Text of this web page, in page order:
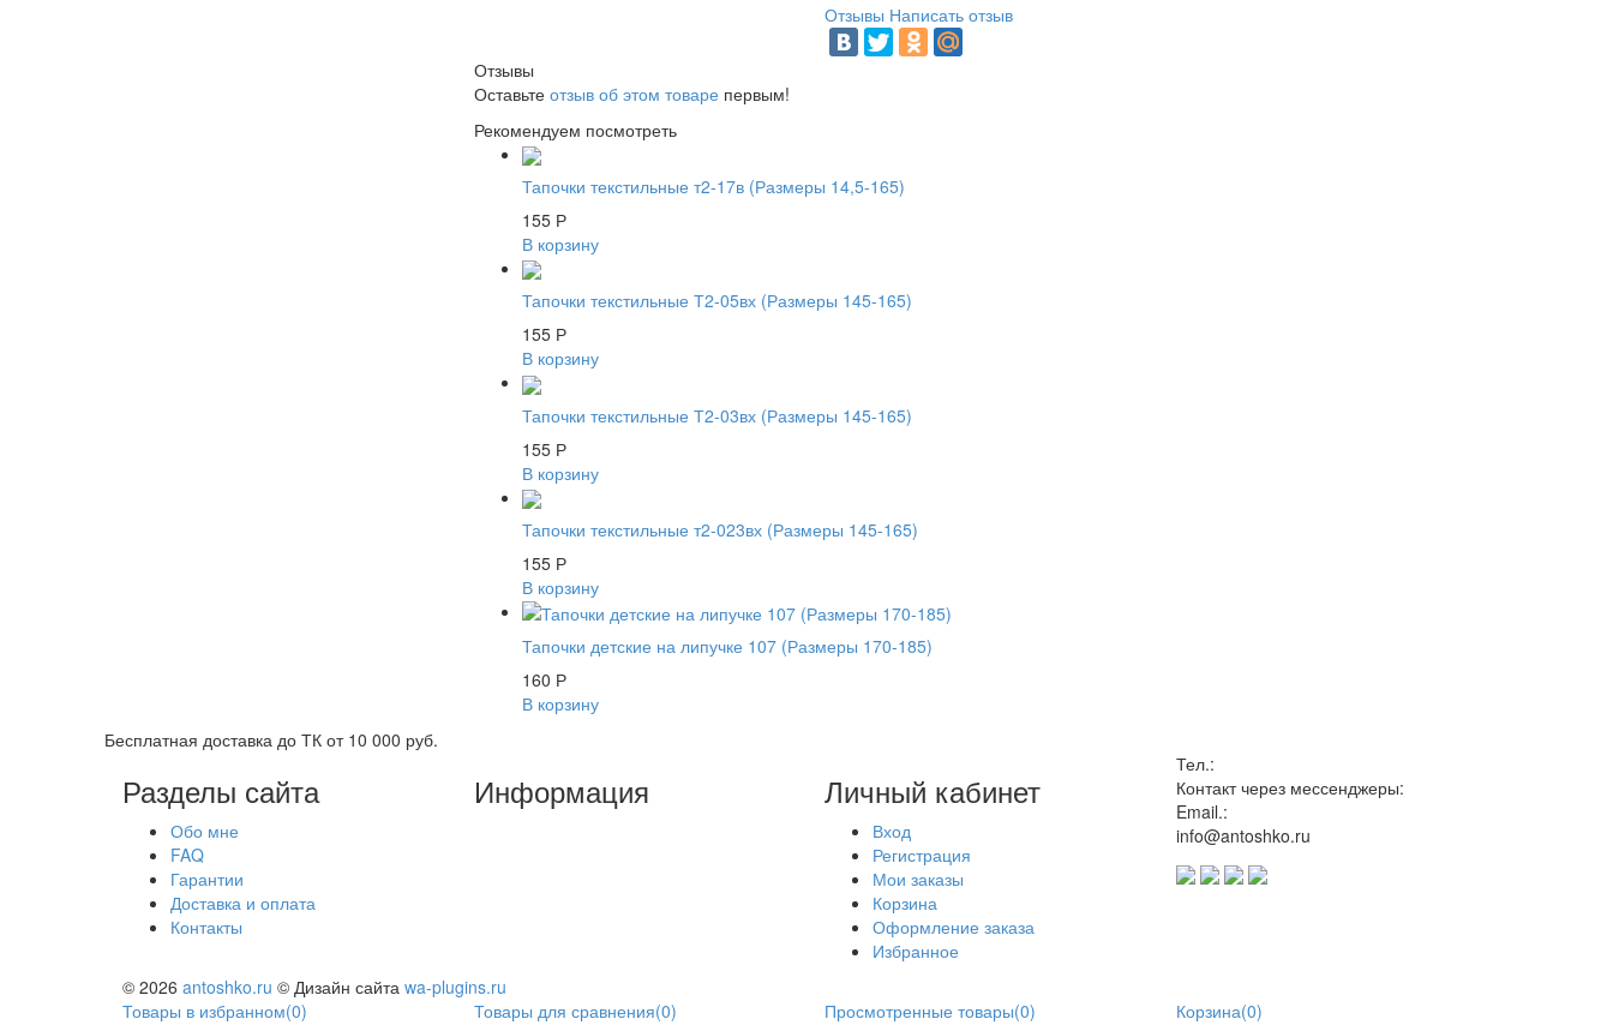
Отзывы Написать отзыв
Отзывы
Оставьте отзыв об этом товаре первым!
Рекомендуем посмотреть
Тапочки текстильные т2-17в (Размеры 14,5-165)
155 Р
В корзину
Тапочки текстильные Т2-05вх (Размеры 145-165)
155 Р
В корзину
Тапочки текстильные Т2-03вх (Размеры 145-165)
155 Р
В корзину
Тапочки текстильные т2-023вх (Размеры 145-165)
155 Р
В корзину
Тапочки детские на липучке 107 (Размеры 170-185)
160 Р
В корзину
Бесплатная доставка до ТК от 10 000 руб.
Разделы сайта
Обо мне
FAQ
Гарантии
Доставка и оплата
Контакты
Информация Личный кабинет
Вход
Регистрация
Мои заказы
Корзина
Оформление заказа
Избранное
Тел.:
Контакт через мессенджеры:
Email.:
info@antoshko.ru
© 2026 antoshko.ru © Дизайн сайта wa-plugins.ru
Товары в избранном(0) Товары для сравнения(0) Просмотренные товары(0) Корзина(0)